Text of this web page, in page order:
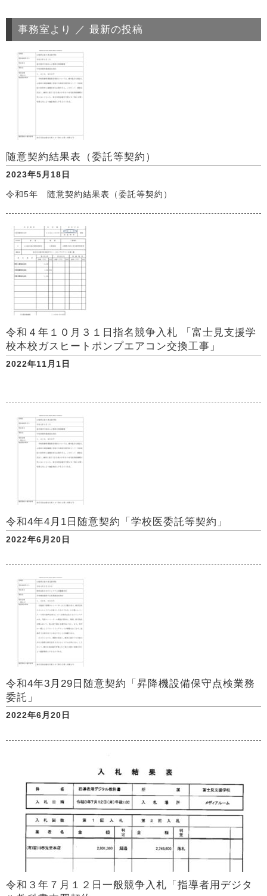
事務室より ／ 最新の投稿
随意契約結果表（委託等契約）
2023年5月18日
令和5年 随意契約結果表（委託等契約）
令和４年１０月３１日指名競争入札 「富士見支援学
校本校ガスヒートポンプエアコン交換工事」
2022年11月1日
令和4年4月1日随意契約「学校医委託等契約」
2022年6月20日
令和4年3月29日随意契約「昇降機設備保守点検業務
委託」
2022年6月20日
令和３年７月１２日一般競争入札「指導者用デジタ